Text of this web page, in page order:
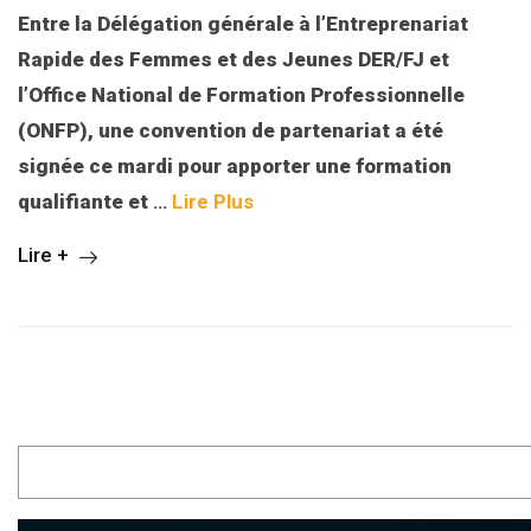
Entre la Délégation générale à l’Entreprenariat
Rapide des Femmes et des Jeunes DER/FJ et
l’Office National de Formation Professionnelle
(ONFP), une convention de partenariat a été
signée ce mardi pour apporter une formation
qualifiante et … Lire Plus
Lire +